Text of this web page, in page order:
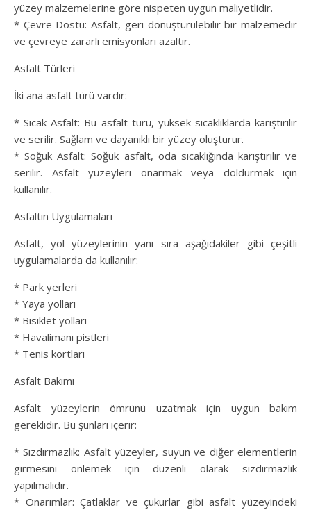
yüzey malzemelerine göre nispeten uygun maliyetlidir.
* Çevre Dostu: Asfalt, geri dönüştürülebilir bir malzemedir
ve çevreye zararlı emisyonları azaltır.
Asfalt Türleri
İki ana asfalt türü vardır:
* Sıcak Asfalt: Bu asfalt türü, yüksek sıcaklıklarda karıştırılır
ve serilir. Sağlam ve dayanıklı bir yüzey oluşturur.
* Soğuk Asfalt: Soğuk asfalt, oda sıcaklığında karıştırılır ve
serilir. Asfalt yüzeyleri onarmak veya doldurmak için
kullanılır.
Asfaltın Uygulamaları
Asfalt, yol yüzeylerinin yanı sıra aşağıdakiler gibi çeşitli
uygulamalarda da kullanılır:
* Park yerleri
* Yaya yolları
* Bisiklet yolları
* Havalimanı pistleri
* Tenis kortları
Asfalt Bakımı
Asfalt yüzeylerin ömrünü uzatmak için uygun bakım
gereklidir. Bu şunları içerir:
* Sızdırmazlık: Asfalt yüzeyler, suyun ve diğer elementlerin
girmesini önlemek için düzenli olarak sızdırmazlık
yapılmalıdır.
* Onarımlar: Çatlaklar ve çukurlar gibi asfalt yüzeyindeki